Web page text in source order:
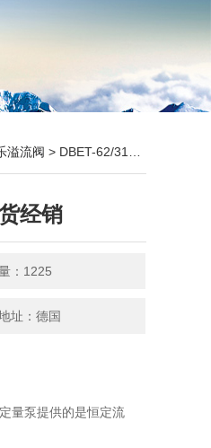
溢流阀 > DBET-62/315G24K4REXROTH溢流阀上海现货经销
经销
：1225
址：德国
量泵提供的是恒定流